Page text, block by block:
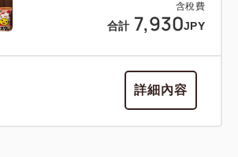
含稅費
合計 7,930JPY
詳細內容